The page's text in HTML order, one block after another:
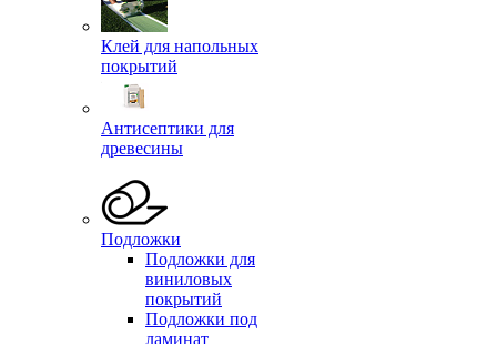
Клей для напольных
покрытий
Антисептики для
древесины
Подложки
Подложки для
виниловых
покрытий
Подложки под
ламинат